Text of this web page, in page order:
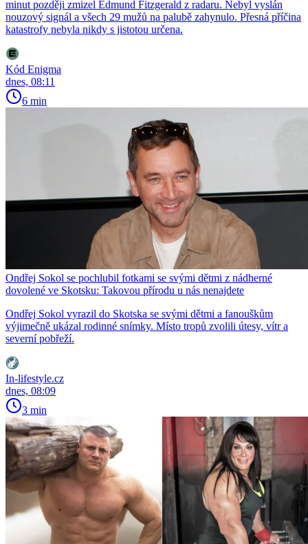
minut později zmizel Edmund Fitzgerald z radaru. Nebyl vyslán
nouzový signál a všech 29 mužů na palubě zahynulo. Přesná příčina
katastrofy nebyla nikdy s jistotou určena.
Kód Enigma
dnes, 08:11
6 min
Ondřej Sokol se pochlubil fotkami se svými dětmi z nádherné
dovolené ve Skotsku: Takovou přírodu u nás nenajdete
Ondřej Sokol vyrazil do Skotska se svými dětmi a fanouškům
výjimečně ukázal rodinné snímky. Místo tropů zvolili útesy, vítr a
severní pobřeží.
In-lifestyle.cz
dnes, 08:09
3 min